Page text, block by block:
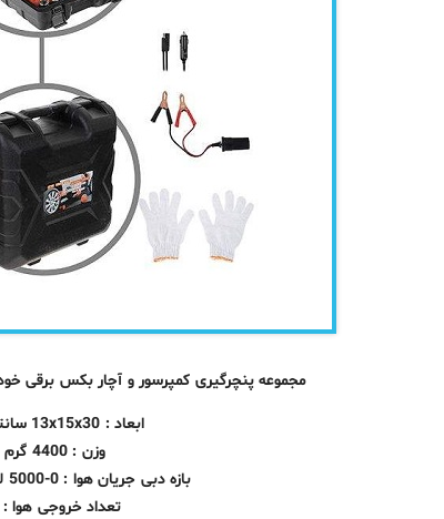
مجموعه پنچرگیری کمپرسور و آچار بکس برقی
ابعاد : 13x15x30 سانتی‌متر
وزن : 4400 گرم
بازه دبی جریان هوا : 0-5000 لیتر در دقیقه
تعداد خروجی هوا : 1